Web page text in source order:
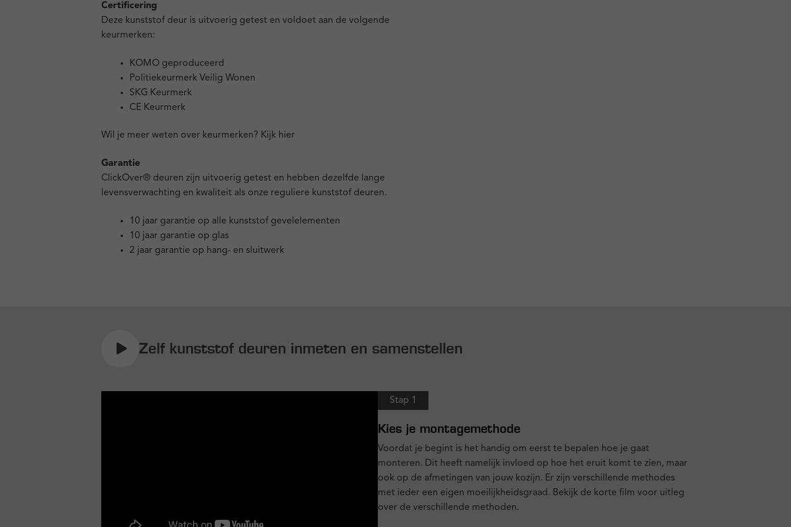
Certificering
Deze kunststof deur is uitvoerig getest en voldoet aan de volgende
keurmerken:
KOMO geproduceerd
Politiekeurmerk Veilig Wonen
SKG Keurmerk
CE Keurmerk
Wil je meer weten over keurmerken? Kijk hier
Garantie
ClickOver® deuren zijn uitvoerig getest en hebben dezelfde lange
levensverwachting en kwaliteit als onze reguliere kunststof deuren.
10 jaar garantie op alle kunststof gevelelementen
10 jaar garantie op glas
2 jaar garantie op hang- en sluitwerk
Zelf kunststof deuren inmeten en samenstellen
Stap 1
Kies je montagemethode
Voordat je begint is het handig om eerst te bepalen hoe je gaat
monteren. Dit heeft namelijk invloed op hoe het eruit komt te zien, maar
ook op de afmetingen van jouw kozijn. Er zijn verschillende methodes
met ieder een eigen moeilijkheidsgraad. Bekijk de korte film voor uitleg
over de verschillende methoden.